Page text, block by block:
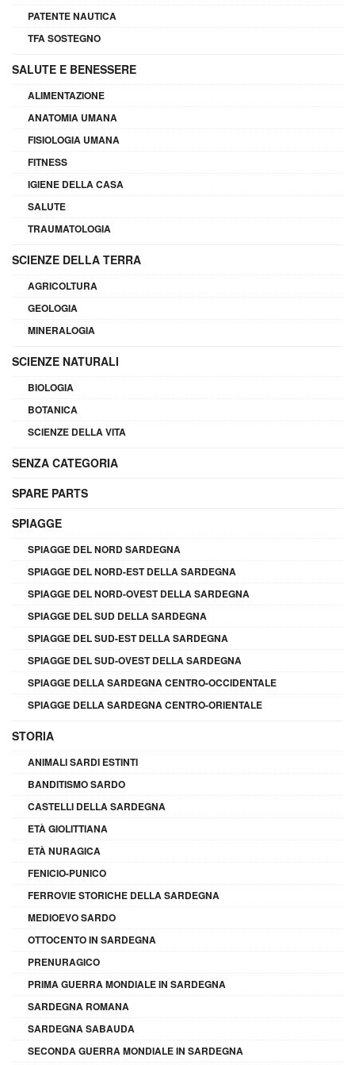
PATENTE NAUTICA
TFA SOSTEGNO
SALUTE E BENESSERE
ALIMENTAZIONE
ANATOMIA UMANA
FISIOLOGIA UMANA
FITNESS
IGIENE DELLA CASA
SALUTE
TRAUMATOLOGIA
SCIENZE DELLA TERRA
AGRICOLTURA
GEOLOGIA
MINERALOGIA
SCIENZE NATURALI
BIOLOGIA
BOTANICA
SCIENZE DELLA VITA
SENZA CATEGORIA
SPARE PARTS
SPIAGGE
SPIAGGE DEL NORD SARDEGNA
SPIAGGE DEL NORD-EST DELLA SARDEGNA
SPIAGGE DEL NORD-OVEST DELLA SARDEGNA
SPIAGGE DEL SUD DELLA SARDEGNA
SPIAGGE DEL SUD-EST DELLA SARDEGNA
SPIAGGE DEL SUD-OVEST DELLA SARDEGNA
SPIAGGE DELLA SARDEGNA CENTRO-OCCIDENTALE
SPIAGGE DELLA SARDEGNA CENTRO-ORIENTALE
STORIA
ANIMALI SARDI ESTINTI
BANDITISMO SARDO
CASTELLI DELLA SARDEGNA
ETÀ GIOLITTIANA
ETÀ NURAGICA
FENICIO-PUNICO
FERROVIE STORICHE DELLA SARDEGNA
MEDIOEVO SARDO
OTTOCENTO IN SARDEGNA
PRENURAGICO
PRIMA GUERRA MONDIALE IN SARDEGNA
SARDEGNA ROMANA
SARDEGNA SABAUDA
SECONDA GUERRA MONDIALE IN SARDEGNA